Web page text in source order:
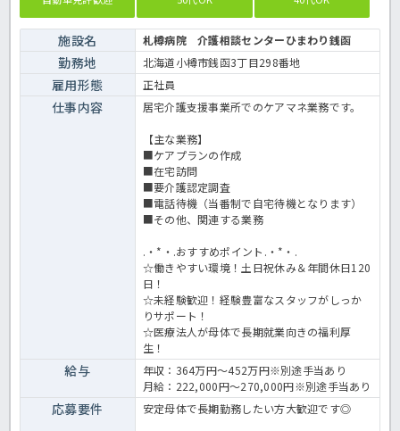
施設名 札樽病院 介護相談センターひまわり銭函
勤務地 北海道小樽市銭函3丁目298番地
雇用形態 正社員
仕事内容 居宅介護支援事業所でのケアマネ業務です。
【主な業務】
■ケアプランの作成
■在宅訪問
■要介護認定調査
■電話待機（当番制で自宅待機となります）
■その他、関連する業務
.・*・.おすすめポイント.・*・.
☆働きやすい環境！土日祝休み＆年間休日120
日！
☆未経験歓迎！経験豊富なスタッフがしっか
りサポート！
☆医療法人が母体で長期就業向きの福利厚
生！
給与
年収：364万円～452万円※別途手当あり
月給：222,000円～270,000円※別途手当あり
応募要件 安定母体で長期勤務したい方大歓迎です◎